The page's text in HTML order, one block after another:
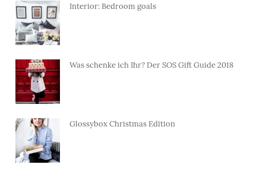
Interior: Bedroom goals
Was schenke ich Ihr? Der SOS Gift Guide 2018
Glossybox Christmas Edition